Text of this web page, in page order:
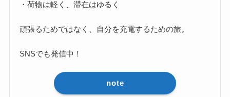
・荷物は軽く、滞在はゆるく
頑張るためではなく、自分を充電するための旅。
SNSでも発信中！
note